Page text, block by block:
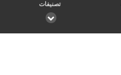
تصنيفات